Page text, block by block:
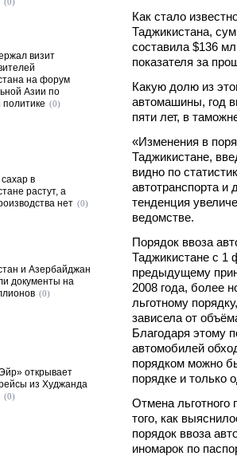
Как стало
Таджикистана,
составила $136
показателя за
Какую долю из
автомашины, год
пяти лет, в
«Изменения в
Таджикистане,
видно по
автотранспорта и
тенденция
ведомстве.
Порядок ввоза
Таджикистане с 1
предыдущему
2008 года, более
льготному
зависела от
Благодаря этому
автомобилей
порядком можно
порядке и только
Отмена льготного
того, как
порядок ввоза
иномарок по
визит
на форум
Азии по
политике (0)
в
растут, а
нет (0)
и Азербайджан
документы на
(0)
открывает
из Худжанда
(0)